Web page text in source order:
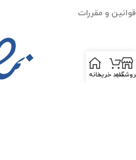
قوانین و مقررات
سبد خریدخانه